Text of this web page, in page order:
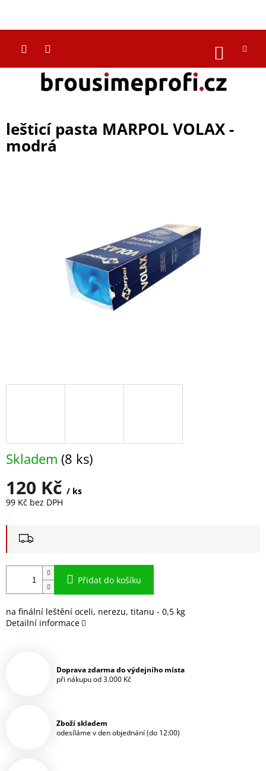
obsah
KOŠÍK
lešticí pasta MARPOL VOLAX -
modrá
120 Kč / ks
99 Kč bez DPH
Skladem (8 ks)
Přidat do košíku
na finální leštění oceli, nerezu, titanu - 0,5 kg
Detailní informace
Doprava zdarma do výdejního místa
při nákupu od 3.000 Kč
Zboží skladem
odesíláme v den objednání (do 12:00)